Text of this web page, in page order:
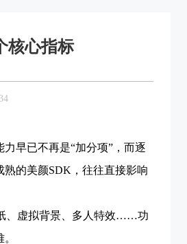
核心指标
早已不再是“加分项”，而逐
的美颜SDK，往往直接影响
、虚拟背景、多人特效……功